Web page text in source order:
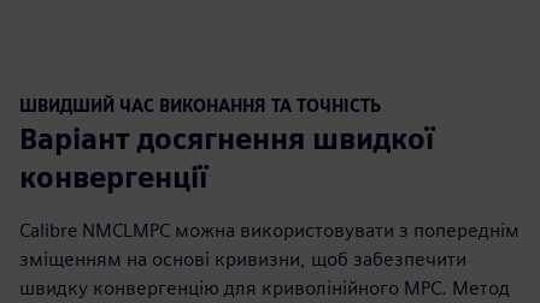
ШВИДШИЙ ЧАС ВИКОНАННЯ ТА ТОЧНІСТЬ
Варіант досягнення швидкої
конвергенції
Calibre NMCLMPC можна використовувати з попереднім
зміщенням на основі кривизни, щоб забезпечити
швидку конвергенцію для криволінійного MPC. Метод